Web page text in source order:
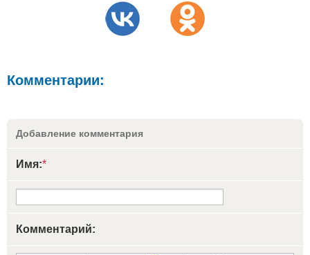
Комментарии:
Добавление комментария
Имя:*
Комментарий: